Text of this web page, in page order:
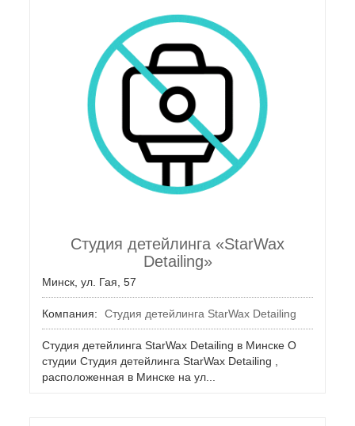
Студия детейлинга «StarWax
Detailing»
Минск, ул. Гая, 57
Компания: Студия детейлинга StarWax Detailing
Студия детейлинга StarWax Detailing в Минске О
студии Студия детейлинга StarWax Detailing ,
расположенная в Минске на ул...